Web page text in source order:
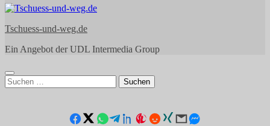
Tschuess-und-weg.de
Ein Angebot der UDL Intermedia Group
Suchen
nach: